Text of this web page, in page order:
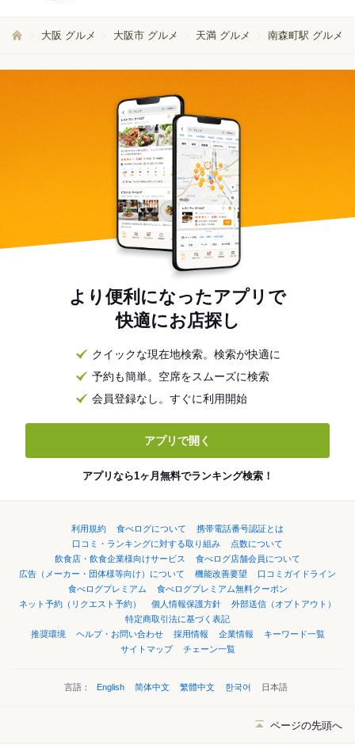
大阪 グルメ 大阪市 グルメ 天満 グルメ 南森町駅 グルメ
より便利になったアプリで
快適にお店探し
クイックな現在地検索。検索が快適に
予約も簡単。空席をスムーズに検索
会員登録なし。すぐに利用開始
アプリで開く
アプリなら1ヶ月無料でランキング検索！
利用規約 食べログについて
携帯電話番号認証とは
口コミ・ランキングに対する取り組み
点数について
飲食店・飲食企業様向けサービス
食べログ店舗会員について
広告（メーカー・団体様等向け）について
機能改善要望
口コミガイドライン
食べログプレミアム
食べログプレミアム無料クーポン
ネット予約（リクエスト予約）
個人情報保護方針
外部送信（オプトアウト）
特定商取引法に基づく表記
推奨環境
ヘルプ・お問い合わせ 採用情報 企業情報
キーワード一覧
サイトマップ
チェーン一覧
言語： English 简体中文 繁體中文 한국어 日本語
ページの先頭へ